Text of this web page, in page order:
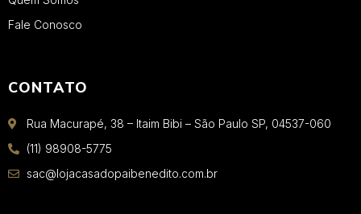
Fale Conosco
CONTATO
Rua Macurapé, 38 – Itaim Bibi – São Paulo SP, 04537-060
(11) 98908-5775
sac@lojacasadopaibenedito.com.br